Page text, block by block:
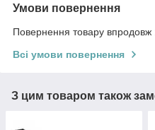
Умови повернення
Повернення товару впродовж
Всі умови повернення
З цим товаром також